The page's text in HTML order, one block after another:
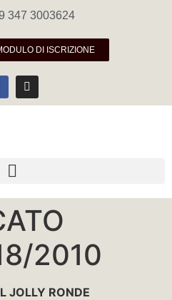
347 3003624
DI ISCRIZIONE
2010
JOLLY RONDE